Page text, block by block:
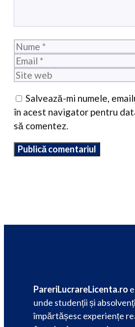
Nume
Salvează-mi numele,
în acest navigator pentru
să comentez.
PareriLucrareLicenta.ro
unde studenții și
împărtășesc experiențe